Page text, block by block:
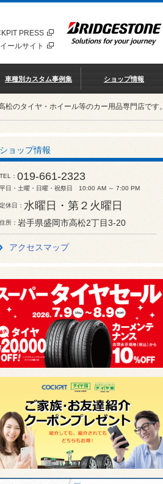
PRESS
ールサイト
車種別カスタム事例集 ショップ情報
のタイヤ・ホイール等のカー用品専門店です。
ショップ情報
TEL 019-661-2323
平日・土曜・日曜・祝祭日 10:00 AM ～ 7:00 PM
定休日 水曜日・第２火曜日
住所 岩手県盛岡市高松2丁目3-20
アクセスマップ